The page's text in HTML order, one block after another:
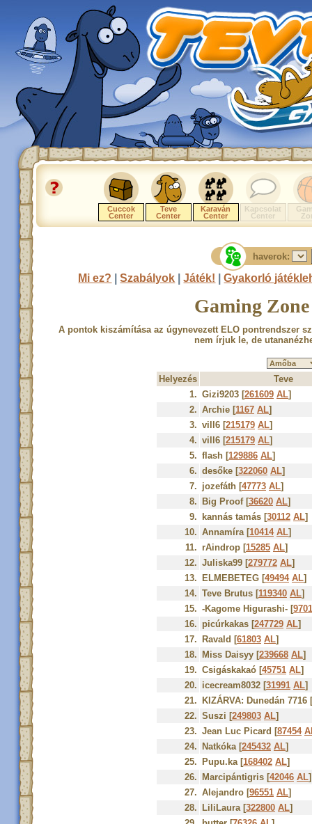
Cuccok
Center
Teve
Center
Karaván
Center
Kapcsolat
Center
haverok:
Mi ez? |Szabályok |Játék! |Gyakorló
Gaming
A pontok kiszámítása az úgynevezett ELO pontrendszer
nem írjuk le, de
Helyezés
Teve
1. Gizi9203 [261609 AL]
2. Archie [1167 AL]
3. vill6 [215179 AL]
4. vill6 [215179 AL]
5. flash [129886 AL]
6. desőke [322060 AL]
7. jozefáth [47773 AL]
8.
Big Proof [36620 AL]
9.
kannás tamás [30112 AL]
10. Annamíra [10414 AL]
11. rAindrop [15285 AL]
12. Juliska99 [279772 AL]
13.
ELMEBETEG [49494 AL]
14. Teve Brutus [119340 AL]
15. -Kagome Higurashi- [
16. picúrkakas [247729 AL]
17.
Ravald [61803 AL]
18.
Miss Daisyy [239668 AL]
19. Csigáskakaó [45751 AL]
20. icecream8032 [31991 AL]
21.
KIZÁRVA: Dunedán 7716 [
22. Suszi [249803 AL]
23. Jean Luc Picard [87454
24.
Natkóka [245432 AL]
25.
Pupu.ka [168402 AL]
26.
Marcipántigris [42046 AL]
27. Alejandro [96551 AL]
28.
LiliLaura [322800 AL]